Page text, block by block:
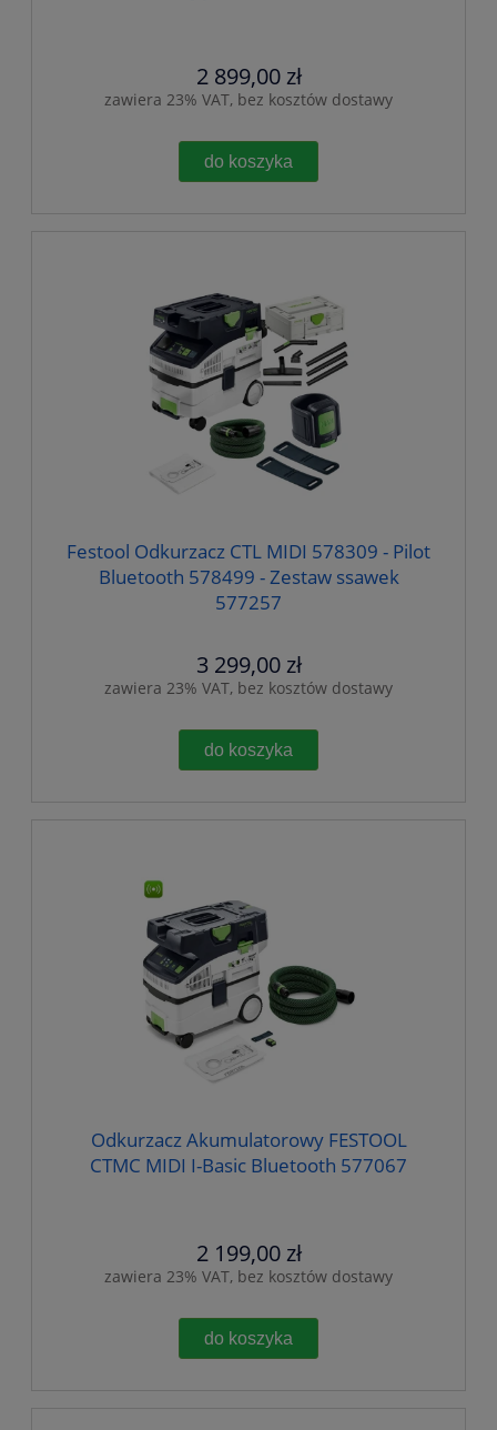
2 899,00 zł
zawiera 23% VAT, bez kosztów dostawy
do koszyka
Festool Odkurzacz CTL MIDI 578309 - Pilot
Bluetooth 578499 - Zestaw ssawek
577257
3 299,00 zł
zawiera 23% VAT, bez kosztów dostawy
do koszyka
Odkurzacz Akumulatorowy FESTOOL
CTMC MIDI I-Basic Bluetooth 577067
2 199,00 zł
zawiera 23% VAT, bez kosztów dostawy
do koszyka